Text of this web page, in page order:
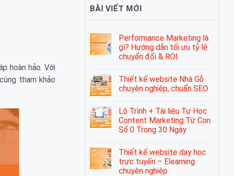
hoàn hảo. Với
tham khảo
BÀI VIẾT MỚI
Performance Marketing là
gì? Hướng dẫn tối ưu tỷ lệ
chuyển đổi & ROI
Thiết kế website Nhà Gỗ
chuyên nghiệp, chuẩn SEO
Lộ Trình + Tài liệu Tự Học
Content Marketing Từ Con
Số 0 Trong 30 Ngày
Thiết kế website dạy học
trực tuyến – Elearning
chuyên nghiệp